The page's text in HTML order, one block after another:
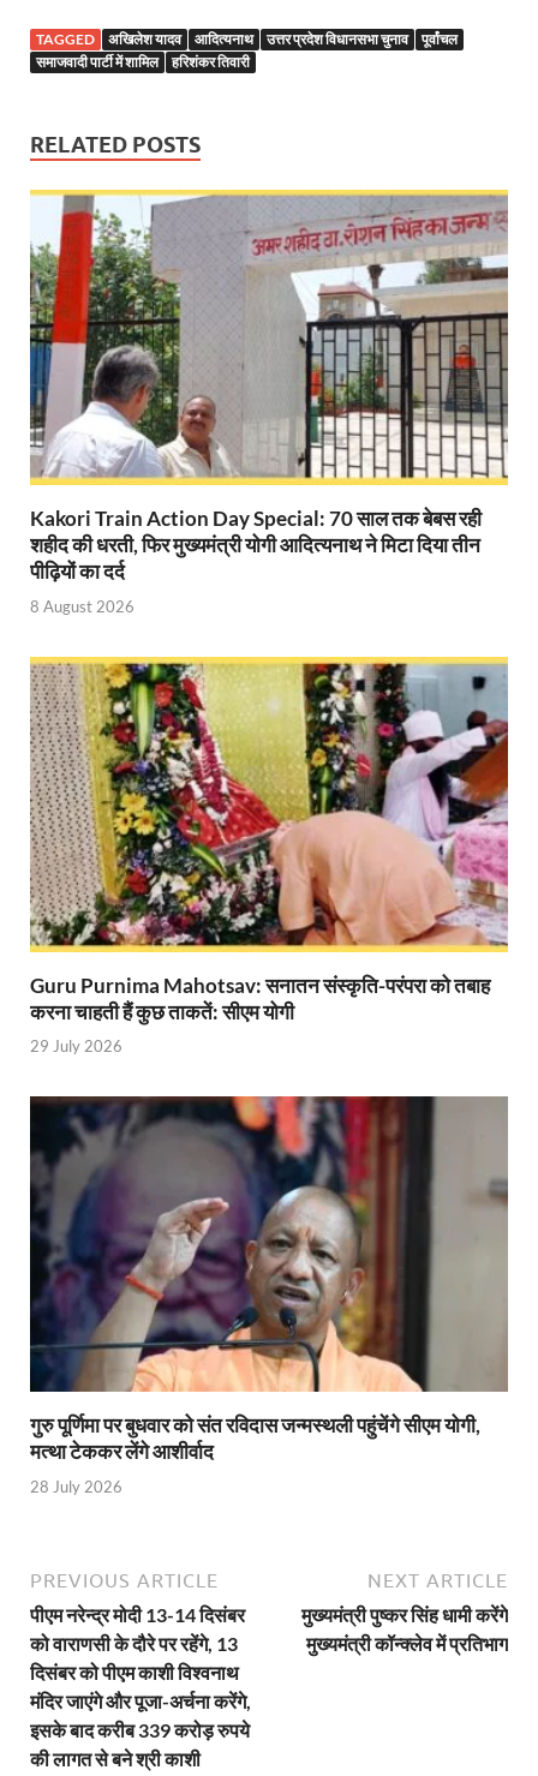
New haryana Industrial Policy: मुख्यमंत्री नायब सिंह
पीएम मोदी के संबोधन की बड़ी बातें
Modern Composite Sleepers: एआई की मदद से ट्रैक
Char Dham Yatra Action Plan: चारधाम यात्रा-
Katra Banihal Special Train: कटरा – बनिहाल के
Aerial Survey: सीएम योगी के निर्देश पर उप मुख्यमंत्री व
Ancient Manuscripts: वैश्विक मंच तक पहुंचेगा भारतीय
Big Blueprint for Bastar: बस्तर के लिए बड़ा ब्लूप्रिंट:
Women E Rickshaw Pilots: यूपी में तैयार हो रही
UP Anganwadi: मुख्यमंत्री योगी आदित्यनाथ को
Mandir Cluster Model: पुरा महादेव मंदिर का ‘मंदिर
MMMUT Girls Hostel: एमएमएमयूटी में साइबर फोरेंसिक
Indian Railway Action: भारतीय रेलवे की बड़ी करवाई,
NCBC Chairman: साध्वी निरंजन ज्योति बनी राष्ट्रीय
मिलावटखोरों पर और कसेगा सरकार का शिकंजा
Pateshvari Mata Darshan: मुख्यमंत्री ने किए मां
She Leads Bharat: अंतर्राष्ट्रीय महिला दिवस 2026 के
Holi Mahotsava: CM धामी ने कलश संगीत द्वारा
Chhattisgarh Budget 2026-27: बस्तर के विकास का
First Cabinet Meeting In Seva Tirth: भारत की
Gomati River: गोमती को स्वच्छ बनाने के लिए आज जुटेंगे
Railway Appointment Update: राजेश कुमार पांडे ने
Shri Krishna Jaman bhumi: श्रीकृष्ण जन्मभूमि के
India AI Impact Summit 2026: एमआईबी का पवेलियन
Vande Bharat Express Train: वंदे भारत जैसी सेमी-हाई
UP Budget 2026: आवास एवं शहरी नियोजन के लिए
Guskhor Pandit: घूसखोर पंडत’ फिल्म के निर्देशक व
TAGGED अखिलेश यादव आदित्यनाथ उत्तर प्रदेश विधानसभा चुनाव
पूर्वांचल
समाजवादी पार्टी में शामिल
हरिशंकर तिवारी
RELATED POSTS
Kakori Train Action Day Special: 70 साल तक बेबस रही
शहीद की धरती, फिर मुख्यमंत्री योगी आदित्यनाथ ने मिटा दिया तीन
पीढ़ियों का दर्द
8 August 2026
Guru Purnima Mahotsav: सनातन संस्कृति-परंपरा को तबाह
करना चाहती हैं कुछ ताकतें: सीएम योगी
29 July 2026
गुरु पूर्णिमा पर बुधवार को संत रविदास जन्मस्थली पहुंचेंगे सीएम योगी,
मत्था टेककर लेंगे आशीर्वाद
28 July 2026
PREVIOUS ARTICLE
पीएम नरेन्द्र मोदी 13-14 दिसंबर
को वाराणसी के दौरे पर रहेंगे, 13
दिसंबर को पीएम काशी विश्वनाथ
मंदिर जाएंगे और पूजा-अर्चना करेंगे,
इसके बाद करीब 339 करोड़ रुपये
की लागत से बने श्री काशी
NEXT ARTICLE
मुख्यमंत्री पुष्कर सिंह धामी करेंगे
मुख्यमंत्री कॉन्क्लेव में प्रतिभाग